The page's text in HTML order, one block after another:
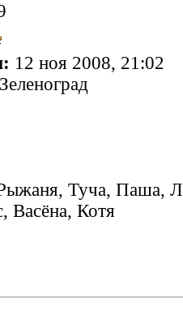
12 ноя 2008, 21:02
Туча, Паша,
Васёна, Котя